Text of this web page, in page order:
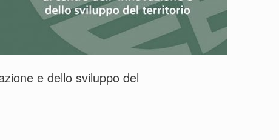
e dello sviluppo del